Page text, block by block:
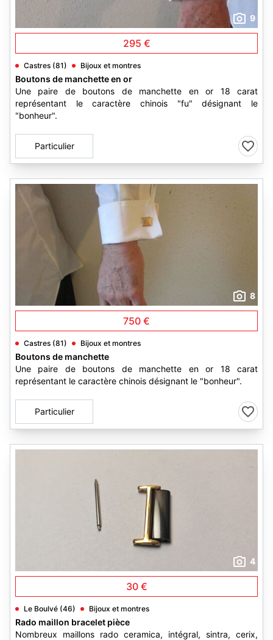
9
295 €
Castres (81) Bijoux et montres
Boutons de manchette en or
Une paire de boutons de manchette en or 18 carat
représentant le caractère chinois "fu" désignant le
"bonheur".
Particulier
8
750 €
Castres (81) Bijoux et montres
Boutons de manchette
Une paire de boutons de manchette en or 18 carat
représentant le caractère chinois désignant le "bonheur".
Particulier
4
30 €
Le Boulvé (46) Bijoux et montres
Rado maillon bracelet pièce
Nombreux maillons rado ceramica, intégral, sintra, cerix,